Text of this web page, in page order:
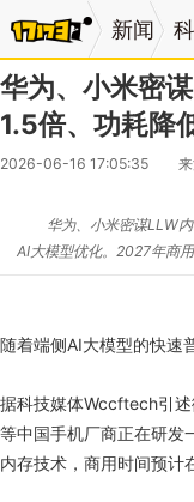
新闻
华为、小米密
1.5倍、功耗降
2026-06-16 17:05:35
华为、小米密谋LLW
AI大模型优化。2027年商
随着端侧AI大模型的快速
据科技媒体Wccftech引
等中国手机厂商正在研发
内存技术，商用时间预计